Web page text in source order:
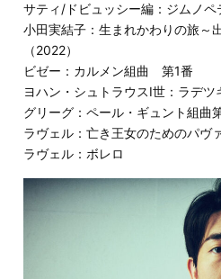
サティ/ドビュッシー編：ジムノ
小田実結子：生まれかわりの旅～
（2022）
ビゼー：カルメン組曲 第1番
ヨハン・シュトラウスⅠ世：ラデツ
グリーグ：ペール・ギュント組曲
ラヴェル：亡き王女のためのパヴ
ラヴェル：ボレロ